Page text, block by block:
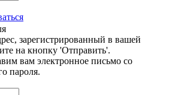
зарегистрированный в вашей
на кнопку 'Отправить'.
вам электронное письмо со
пароля.